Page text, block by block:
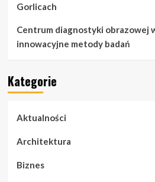
Gorlicach
Centrum diagnostyki obrazowej
innowacyjne metody badań
Kategorie
Aktualności
Architektura
Biznes